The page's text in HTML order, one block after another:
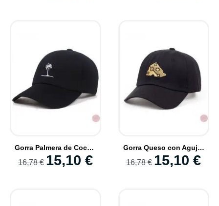
Gorra Palmera de Coco estilo Trap Tropical Verano Libre
16,78 € 15,10 €
Gorra Queso con Agujeros Trozo bordado Hilo No comestible
16,78 € 15,10 €